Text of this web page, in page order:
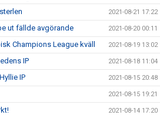
2021-08-21 17:22
ut fällde avgörande 2021-08-20 00:11
Champions League kväll 2021-08-19 13:02
IP 2021-08-18 11:04
IP 2021-08-15 20:48
2021-08-15 19:21
2021-08-14 17:20